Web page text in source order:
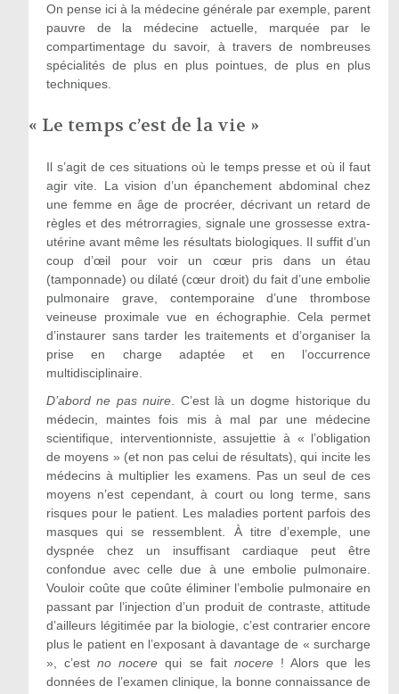
On pense ici à la médecine générale par exemple, parent
pauvre de la médecine actuelle, marquée par le
compartimentage du savoir, à travers de nombreuses
spécialités de plus en plus pointues, de plus en plus
techniques.
« Le temps c’est de la vie »
Il s’agit de ces situations où le temps presse et où il faut
agir vite. La vision d’un épanchement abdominal chez
une femme en âge de procréer, décrivant un retard de
règles et des métrorragies, signale une grossesse extra-
utérine avant même les résultats biologiques. Il suffit d’un
coup d’œil pour voir un cœur pris dans un étau
(tamponnade) ou dilaté (cœur droit) du fait d’une embolie
pulmonaire grave, contemporaine d’une thrombose
veineuse proximale vue en échographie. Cela permet
d’instaurer sans tarder les traitements et d’organiser la
prise en charge adaptée et en l’occurrence
multidisciplinaire.
D’abord ne pas nuire . C’est là un dogme historique du
médecin, maintes fois mis à mal par une médecine
scientifique, interventionniste, assujettie à « l’obligation
de moyens » (et non pas celui de résultats), qui incite les
médecins à multiplier les examens. Pas un seul de ces
moyens n’est cependant, à court ou long terme, sans
risques pour le patient. Les maladies portent parfois des
masques qui se ressemblent. À titre d’exemple, une
dyspnée chez un insuffisant cardiaque peut être
confondue avec celle due à une embolie pulmonaire.
Vouloir coûte que coûte éliminer l’embolie pulmonaire en
passant par l’injection d’un produit de contraste, attitude
d’ailleurs légitimée par la biologie, c’est contrarier encore
plus le patient en l’exposant à davantage de « surcharge
», c’estno nocere qui se fait nocere! Alors que les
données de l’examen clinique, la bonne connaissance de